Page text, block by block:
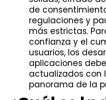
de
regulaciones y
más estrictas.
confianza y el
usuarios, los
aplicaciones
actualizados con
panorama de la